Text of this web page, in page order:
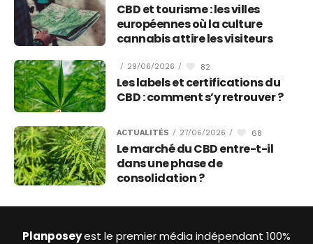
CBD et tourisme : les villes
européennes où la culture
cannabis attire les visiteurs
/ 29/06/2026 / 82
Les labels et certifications du
CBD : comment s’y retrouver ?
ACTUALITÉS / 27/06/2026 / 68
Le marché du CBD entre-t-il
dans une phase de
consolidation ?
Planposeyest le premier média indépendant 100%